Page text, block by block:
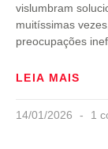
vislumbram
muitíssimas
preocupações
LEIA MAIS
14/01/2026 1